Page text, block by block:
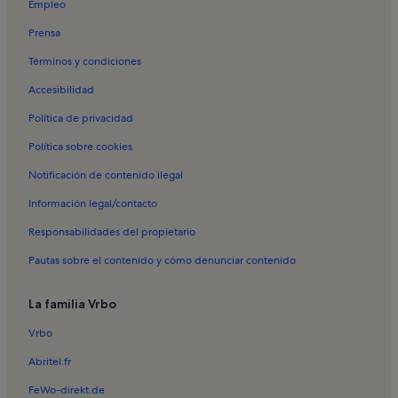
Alquileres vacacionales en Bodega Comarcal Valle de Güimar
Alquileres vacacionales en Güímar
Alquileres vacacionales en Sendero Las Ventanas de Güímar
Alquileres vacacionales en Las Caletillas
Alquileres vacacionales en Puerto de Güímar
Empleo
Prensa
Términos y condiciones
Accesibilidad
Política de privacidad
Política sobre cookies
Notificación de contenido ilegal
Información legal/contacto
Responsabilidades del propietario
Pautas sobre el contenido y cómo denunciar contenido
La familia Vrbo
Vrbo
Abritel.fr
FeWo-direkt.de